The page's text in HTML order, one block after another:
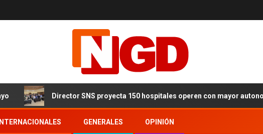
Director SNS proyecta 150 hospitales operen con mayor autonomía
INTERNACIONALES GENERALES OPINIÓN